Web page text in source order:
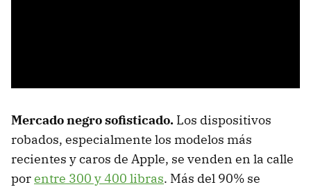
Mercado negro sofisticado. Los dispositivos
robados, especialmente los modelos más
recientes y caros de Apple, se venden en la calle
porentre 300 y 400 libras. Más del 90% se